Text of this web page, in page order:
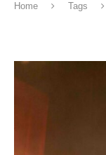
Home Tags